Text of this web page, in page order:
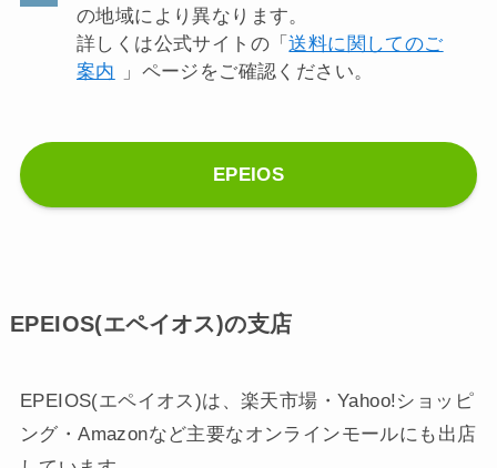
の地域により異なります。
詳しくは公式サイトの「送料に関してのご
案内
」ページをご確認ください。
EPEIOS
EPEIOS(エペイオス)の支店
EPEIOS(エペイオス)は、楽天市場・Yahoo!ショッピ
ング・Amazonなど主要なオンラインモールにも出店